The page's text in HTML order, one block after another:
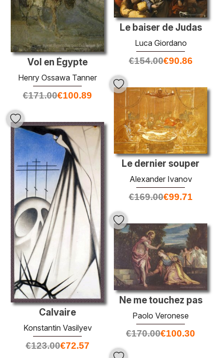
Vol en Égypte
Henry Ossawa Tanner
€171.00€100.89
Le baiser de Judas
Luca Giordano
€154.00€90.86
Le dernier souper
Alexander Ivanov
€169.00€99.71
Calvaire
Konstantin Vasilyev
€123.00€72.57
Ne me touchez pas
Paolo Veronese
€170.00€100.30